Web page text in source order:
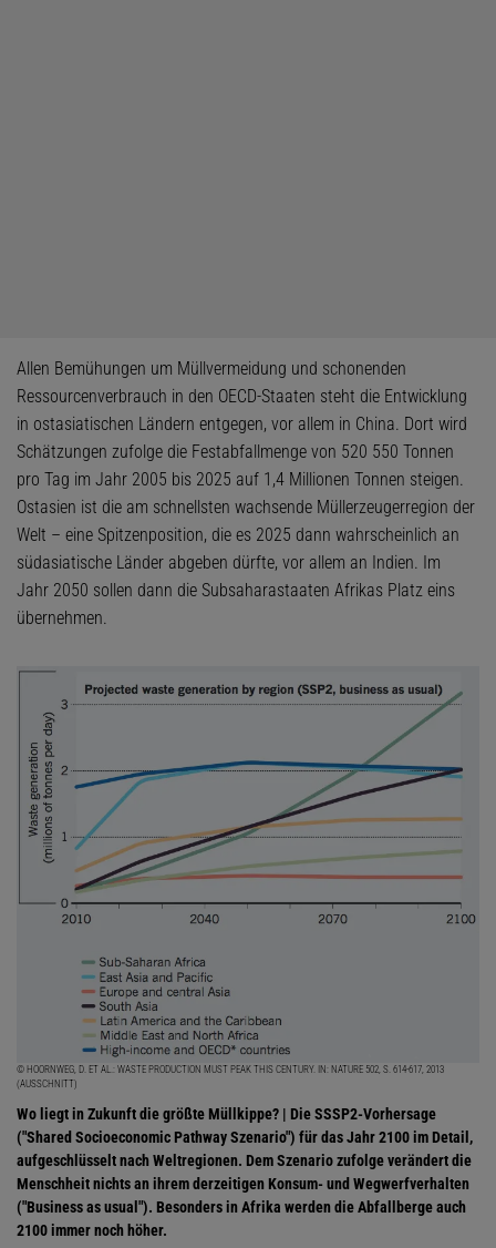
Allen Bemühungen um Müllvermeidung und schonenden
Ressourcenverbrauch in den OECD-Staaten steht die Entwicklung
in ostasiatischen Ländern entgegen, vor allem in China. Dort wird
Schätzungen zufolge die Festabfallmenge von 520 550 Tonnen
pro Tag im Jahr 2005 bis 2025 auf 1,4 Millionen Tonnen steigen.
Ostasien ist die am schnellsten wachsende Müllerzeugerregion der
Welt – eine Spitzenposition, die es 2025 dann wahrscheinlich an
südasiatische Länder abgeben dürfte, vor allem an Indien. Im
Jahr 2050 sollen dann die Subsaharastaaten Afrikas Platz eins
übernehmen.
© HOORNWEG, D. ET AL.: WASTE PRODUCTION MUST PEAK THIS CENTURY. IN: NATURE 502, S. 614-617, 2013
(AUSSCHNITT)
Wo liegt in Zukunft die größte Müllkippe? | Die SSSP2-Vorhersage
("Shared Socioeconomic Pathway Szenario") für das Jahr 2100 im Detail,
aufgeschlüsselt nach Weltregionen. Dem Szenario zufolge verändert die
Menschheit nichts an ihrem derzeitigen Konsum- und Wegwerfverhalten
("Business as usual"). Besonders in Afrika werden die Abfallberge auch
2100 immer noch höher.